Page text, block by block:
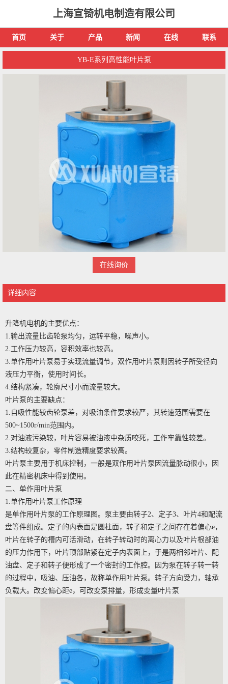
上海宣锜机电制造有限公司
首页 关于 产品 新闻 在线 联系
YB-E系列高性能叶片泵
在线询价
详细内容
升降机电机的主要优点：
1.输出流量比齿轮泵均匀，运转平稳，噪声小。
2.工作压力较高，容积效率也较高。
3.单作用叶片泵易于实现流量调节，双作用叶片泵则因转子所受径向
液压力平衡，使用时间长。
4.结构紧凑，轮廓尺寸小而流量较大。
叶片泵的主要缺点：
1.自吸性能较齿轮泵差，对吸油条件要求较严，其转速范围需要在
500~1500r/min范围内。
2.对油液污染较，叶片容易被油液中杂质咬死，工作牢靠性较差。
3.结构较复杂，零件制造精度要求较高。
叶片泵主要用于机床控制，一般是双作用叶片泵因流量脉动很小，因
此在精密机床中得到使用。
二、单作用叶片泵
1.单作用叶片泵工作原理
是单作用叶片泵的工作原理图。泵主要由转子2、定子3、叶片4和配流
盘等件组成。定子的内表面是圆柱面，转子和定子之间存在着偏心e，
叶片在转子的槽内可活滑动，在转子转动时的离心力以及叶片根部油
的压力作用下，叶片顶部贴紧在定子内表面上，于是两相邻叶片、配
油盘、定子和转子便形成了一个密封的工作腔。因为泵在转子转一转
的过程中，吸油、压油各，故称单作用叶片泵。转子方向受力，轴承
负载大。改变偏心距e，可改变泵排量，形成变量叶片泵